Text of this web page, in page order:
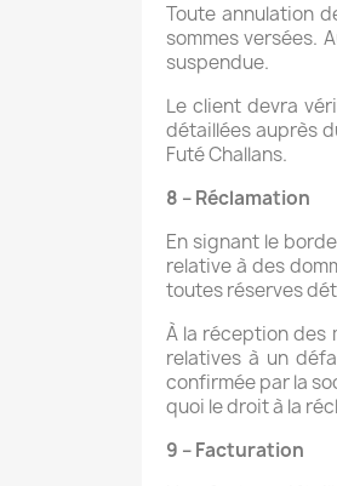
Toute annulation
sommes versées.
suspendue.
Le client devra
détaillées auprès
Futé Challans.
8 – Réclamation
En signant le
relative à des
toutes réserves
À la réception des
relatives à un
confirmée par la
quoi le droit à la
9 – Facturation